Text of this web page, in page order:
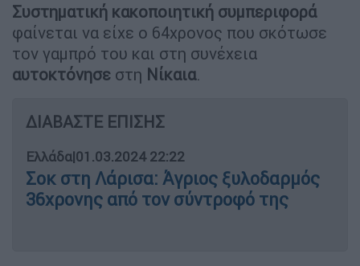
Συστηματική κακοποιητική συμπεριφορά
φαίνεται να είχε ο 64χρονος που σκότωσε
τον γαμπρό του και στη συνέχεια
αυτοκτόνησε στη Νίκαια.
ΔΙΑΒΑΣΤΕ ΕΠΙΣΗΣ
Ελλάδα|01.03.2024 22:22
Σοκ στη Λάρισα: Άγριος ξυλοδαρμός
36χρονης από τον σύντροφό της